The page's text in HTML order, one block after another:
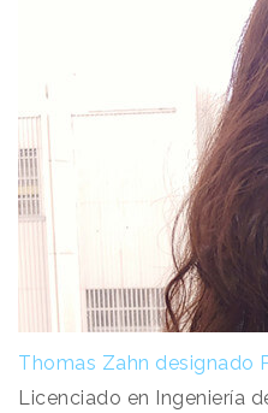
Thomas Zahn designado
Licenciado en Ingeniería